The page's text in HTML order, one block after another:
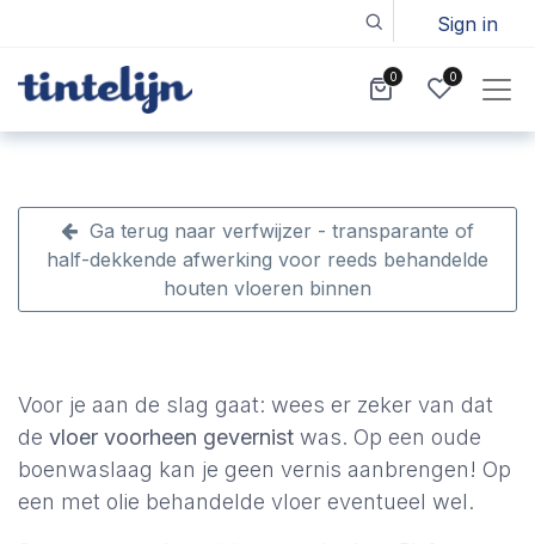
Sign in
0 0
Ga terug naar verfwijzer - transparante of
half-dekkende afwerking voor reeds behandelde
houten vloeren binnen
Voor je aan de slag gaat: wees er zeker van dat
de vloer voorheen gevernist was. Op een oude
boenwaslaag kan je geen vernis aanbrengen! Op
een met olie behandelde vloer eventueel wel.